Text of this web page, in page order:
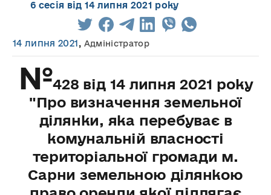
6 сесія від 14 липня 2021 року
14 липня 2021 , Адміністратор
№428 від 14 липня 2021 року
"Про визначення земельної
ділянки, яка перебуває в
комунальній власності
територіальної громади м.
Сарни земельною ділянкою